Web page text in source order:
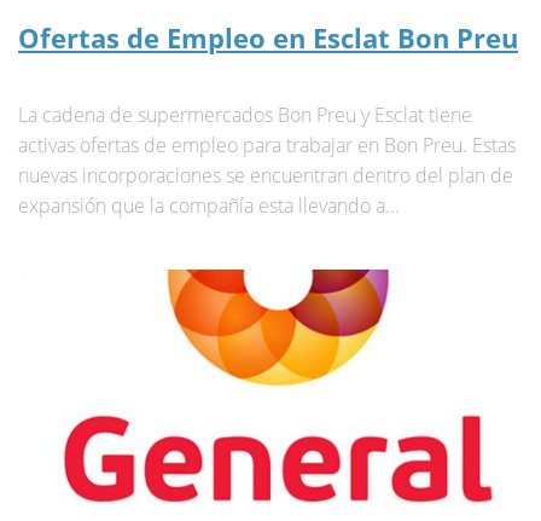
Ofertas de Empleo en Esclat Bon Preu
La cadena de supermercados Bon Preu y Esclat tiene
activas ofertas de empleo para trabajar en Bon Preu. Estas
nuevas incorporaciones se encuentran dentro del plan de
expansión que la compañía esta llevando a...